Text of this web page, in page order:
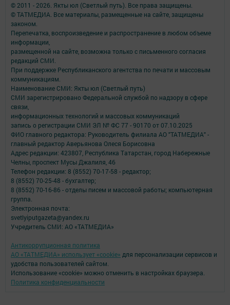
© 2011 - 2026. Якты юл (Светлый путь). Все права защищены.
© ТАТМЕДИА. Все материалы, размещенные на сайте, защищены
законом.
Перепечатка, воспроизведение и распространение в любом объеме
информации,
размещенной на сайте, возможна только с письменного согласия
редакций СМИ.
При поддержке Республиканского агентства по печати и массовым
коммуникациям.
Наименование СМИ: Якты юл (Светлый путь)
СМИ зарегистрировано Федеральной службой по надзору в сфере
связи,
информационных технологий и массовых коммуникаций
запись о регистрации СМИ ЭЛ № ФС 77 - 90170 от 07.10.2025
ФИО главного редактора: Руководитель филиала АО "ТАТМЕДИА" -
главный редактор Аверьянова Олеся Борисовна
Адрес редакции: 423807, Республика Татарстан, город Набережные
Челны, проспект Мусы Джалиля, 46
Телефон редакции: 8 (8552) 70-17-58 - редактор;
8 (8552) 70-25-48 - бухгалтер;
8 (8552) 70-16-86 - отделы писем и массовой работы; компьютерная
группа.
Электронная почта:
svetlyiputgazeta@yandex.ru
Учредитель СМИ: АО «ТАТМЕДИА»
Антикоррупционная политика
АО «ТАТМЕДИА» использует «cookie» для персонализации сервисов и
удобства пользователей сайтом.
Использование «cookie» можно отменить в настройках браузера.
Политика конфиденциальности